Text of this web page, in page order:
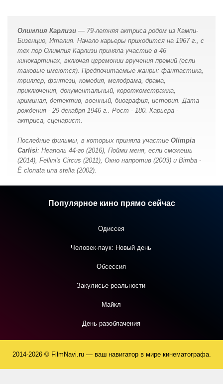
Олимпия Карлизи — 79-летняя актриса родом из Кампи-
Бизенцио, Италия. Начало карьеры приходится на 1967 г., с
тех пор Олимпия Карлизи принялa участие в 46
кинокартинах, включая церемонии вручения премий (если
таковые имеются). Предпочитаемые жанры: фантастика,
триллер, фэнтези, комедия, мелодрама, драма,
приключения, документальный, короткометражка,
криминал, детектив, военный, биография, история. Дата
рождения - 29 декабря 1946 г.. Рост - 180. Карьера -
актриса, сценарист.
Последние фильмы, в которых принялa участие Olimpia
Carlisi: Неаполь 44-го (2016), Пойми меня, если сможешь
(2014), Fellini's Circus (2011), Окно напротив (2003) и Bimba -
È clonata una stella (2002).
Популярное кино прямо сейчас
Одиссея
Человек-паук: Новый день
Обсессия
Закулисье реальности
Майкл
День разоблачения
2014-2026 © FilmNavi.ru — ваш навигатор в мире кинематографа.